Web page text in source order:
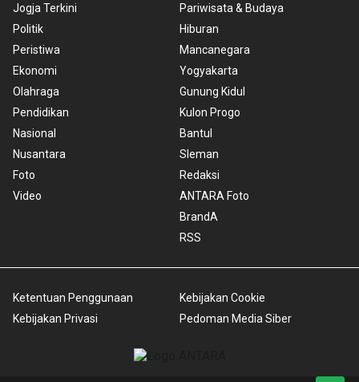
Jogja Terkini
Politik
Peristiwa
Ekonomi
Olahraga
Pendidikan
Nasional
Nusantara
Foto
Video
Pariwisata & Budaya
Hiburan
Mancanegara
Yogyakarta
Gunung Kidul
Kulon Progo
Bantul
Sleman
Redaksi
ANTARA Foto
BrandA
RSS
Ketentuan Penggunaan
Kebijakan Privasi
Kebijakan Cookie
Pedoman Media Siber